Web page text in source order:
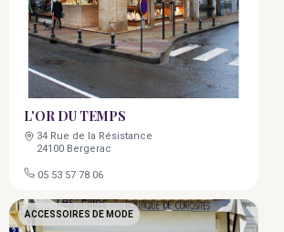
L'OR DU TEMPS
34 Rue de la Résistance
24100 Bergerac
05 53 57 78 06
ACCESSOIRES DE MODE